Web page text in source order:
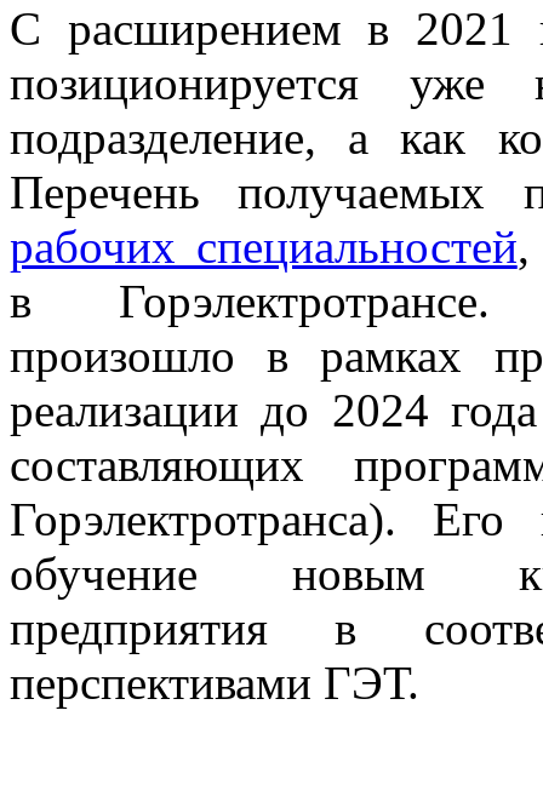
С расширением в 2021
позиционируется уже
подразделение, а как
Перечень получаемых
рабочих специальностей,
в
произошло в рамках
реализации до 2024
составляющих
Горэлектротранса).
обучение новым
предприятия в
перспективами ГЭТ.